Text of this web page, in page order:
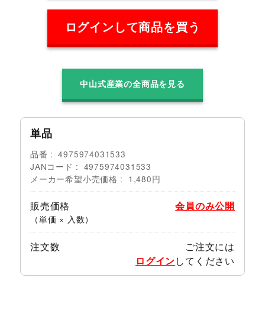
ログインして商品を買う
中山式産業の全商品を見る
単品
品番
4975974031533
JANコード
4975974031533
メーカー希望小売価格
1,480円
販売価格
（単価 × 入数）
会員のみ公開
注文数
ご注文には
ログインしてください